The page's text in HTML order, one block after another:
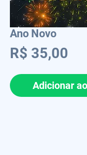
Ano Novo
R$ 35,00
Adicionar